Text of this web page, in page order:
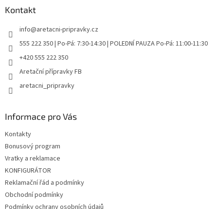
Kontakt
info@aretacni-pripravky.cz
555 222 350 | Po-Pá: 7:30-14:30 | POLEDNÍ PAUZA Po-Pá: 11:00-11:30
+420 555 222 350
Aretační přípravky FB
aretacni_pripravky
Informace pro Vás
Kontakty
Bonusový program
Vratky a reklamace
KONFIGURÁTOR
Reklamační řád a podmínky
Obchodní podmínky
Podmínky ochrany osobních údajů